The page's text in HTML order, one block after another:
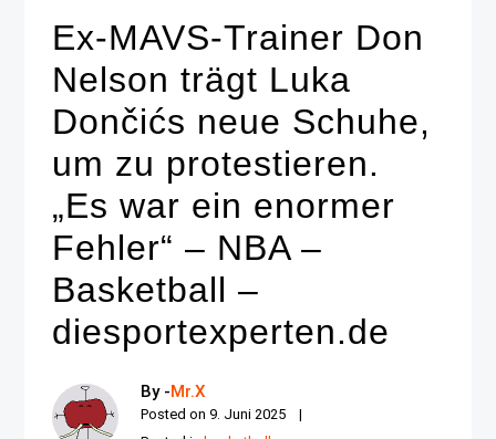
Ex-MAVS-Trainer Don
Nelson trägt Luka
Dončićs neue Schuhe,
um zu protestieren.
„Es war ein enormer
Fehler“ – NBA –
Basketball –
diesportexperten.de
By -Mr.X
Posted on9. Juni 2025